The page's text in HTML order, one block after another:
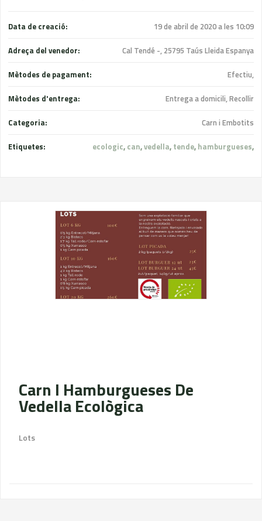
Data de creació: 19 de abril de 2020 a les 10:09
Adreça del venedor: Cal Tendé -, 25795 Taús Lleida Espanya
Mètodes de pagament: Efectiu,
Mètodes d'entrega: Entrega a domicili, Recollir
Categoria: Carn i Embotits
Etiquetes: ecologic, can,vedella, tende, hamburgueses,
Carn I Hamburgueses De
Vedella Ecològica
Lots